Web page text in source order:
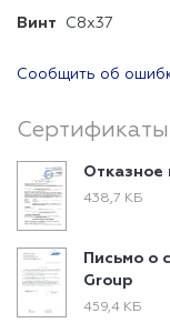
Винт C8x37
Сообщить об
Сертификаты
Отказное
438,7 КБ
Письмо о
Group
459,4 КБ